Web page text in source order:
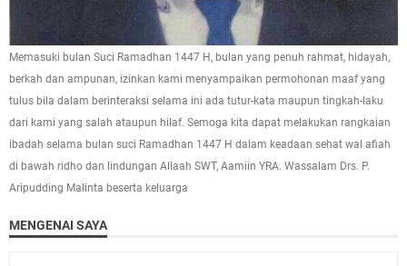
Memasuki bulan Suci Ramadhan 1447 H, bulan yang penuh rahmat, hidayah,
berkah dan ampunan, izinkan kami menyampaikan permohonan maaf yang
tulus bila dalam berinteraksi selama ini ada tutur-kata maupun tingkah-laku
dari kami yang salah ataupun hilaf. Semoga kita dapat melakukan rangkaian
ibadah selama bulan suci Ramadhan 1447 H dalam keadaan sehat wal afiah
di bawah ridho dan lindungan Allaah SWT, Aamiin YRA. Wassalam Drs. P.
Aripudding Malinta beserta keluarga
MENGENAI SAYA